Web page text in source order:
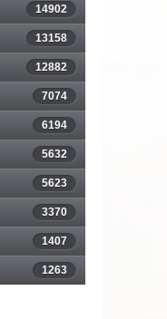
14902
13158
12882
7074
6194
5632
5623
3370
1407
1263